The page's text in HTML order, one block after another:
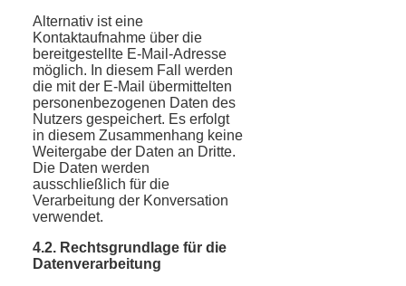
Alternativ ist eine
Kontaktaufnahme über die
bereitgestellte E-Mail-Adresse
möglich. In diesem Fall werden
die mit der E-Mail übermittelten
personenbezogenen Daten des
Nutzers gespeichert. Es erfolgt
in diesem Zusammenhang keine
Weitergabe der Daten an Dritte.
Die Daten werden
ausschließlich für die
Verarbeitung der Konversation
verwendet.
4.2. Rechtsgrundlage für die
Datenverarbeitung